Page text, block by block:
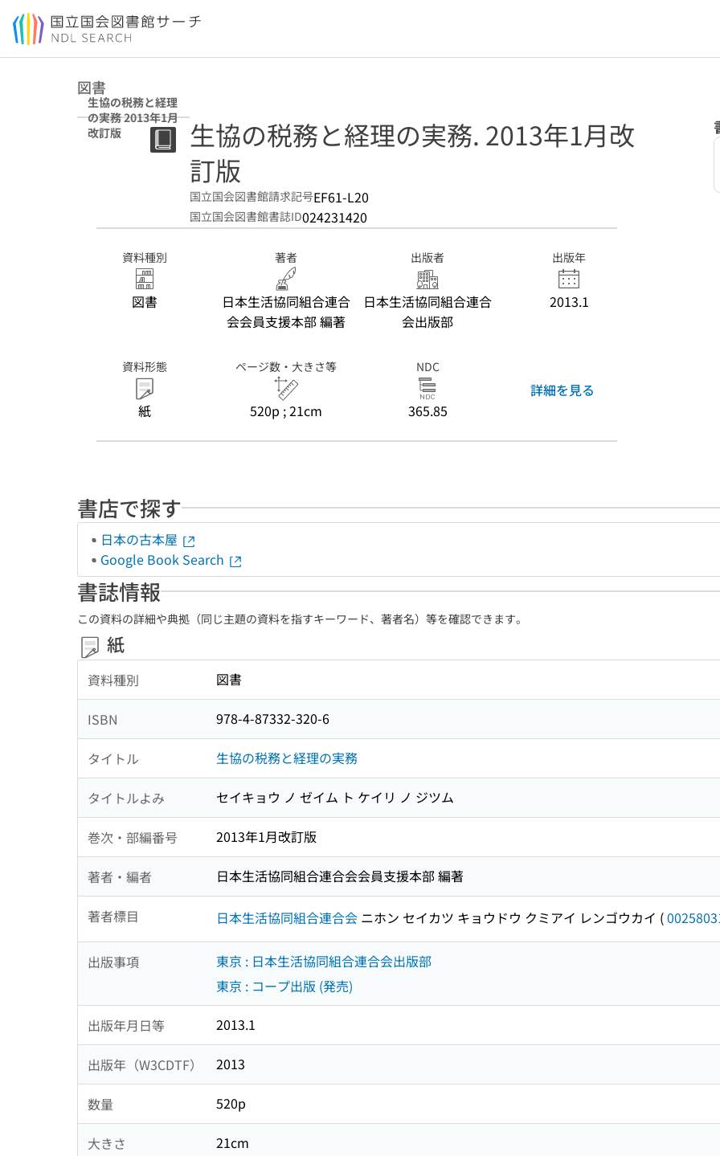
本文へ移動
図書
生協の税務と経理
の実務 2013年1月
改訂版
生協の税務と経理の実務. 2013年1月改
訂版
国立国会図書館請求記号EF61-L20
国立国会図書館書誌ID024231420
資料種別
図書
著者
日本生活協同組合連合
会会員支援本部 編著
出版者
日本生活協同組合連合
会出版部
出版年
2013.1
資料形態
紙
ページ数・大きさ等
520p ; 21cm
NDC
365.85
詳細を見る
書店で探す
日本の古本屋
Google Book Search
書誌情報
この資料の詳細や典拠（同じ主題の資料を指すキーワード、著者名）等を確認できます。
紙
資料種別 図書
ISBN 978-4-87332-320-6
タイトル 生協の税務と経理の実務
タイトルよみ セイキョウ ノ ゼイム ト ケイリ ノ ジツム
巻次・部編番号 2013年1月改訂版
著者・編者 日本生活協同組合連合会会員支援本部 編著
著者標目 日本生活協同組合連合会 ニホン セイカツ キョウドウ クミアイ レンゴウカイ (
出版事項
東京 : 日本生活協同組合連合会出版部
東京 : コープ出版 (発売)
出版年月日等 2013.1
出版年（W3CDTF） 2013
数量 520p
大きさ 21cm